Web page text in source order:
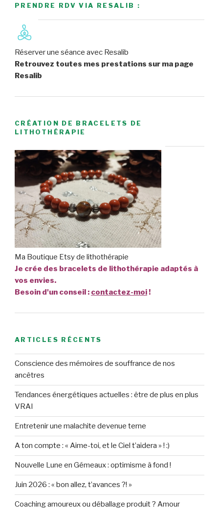
PRENDRE RDV VIA RESALIB :
Réserver une séance avec Resalib
Retrouvez toutes mes prestations sur ma page
Resalib
CRÉATION DE BRACELETS DE
LITHOTHÉRAPIE
Ma Boutique Etsy de lithothérapie
Je crée des bracelets de lithothérapie adaptés à
vos envies.
Besoin d'un conseil : contactez-moi!
ARTICLES RÉCENTS
Conscience des mémoires de souffrance de nos
ancêtres
Tendances énergétiques actuelles : être de plus en plus
VRAI
Entretenir une malachite devenue terne
A ton compte : « Aime-toi, et le Ciel t’aidera » ! :)
Nouvelle Lune en Gémeaux : optimisme à fond !
Juin 2026 : « bon allez, t’avances ?! »
Coaching amoureux ou déballage produit ? Amour